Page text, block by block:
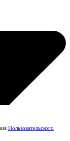
Пользовательского